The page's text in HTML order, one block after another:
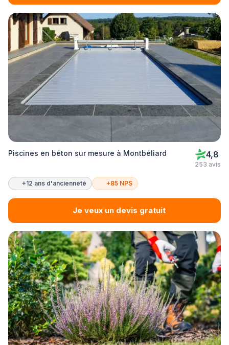
Piscines en béton sur mesure à Montbéliard 4,8
253 avis
+12 ans d'ancienneté +85 NPS
Je veux un devis gratuit